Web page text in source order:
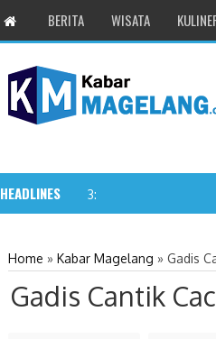
BERITA WISATA
HEADLINES 3:38 PM
Home » Kabar Magelang » Gadis
Gadis Cantik